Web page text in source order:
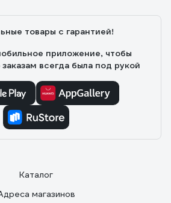
товары с гарантией!
приложение, чтобы
всегда была под рукой
Каталог
магазинов